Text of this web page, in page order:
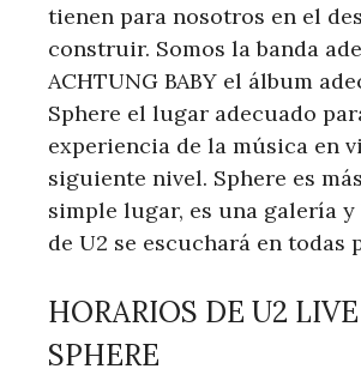
tienen para nosotros en el
construir. Somos la banda
ACHTUNG BABY el álbum
Sphere el lugar adecuado
experiencia de la música en
siguiente nivel. Sphere es
simple lugar, es una galería
de U2 se escuchará en todas
HORARIOS DE U2
SPHERE